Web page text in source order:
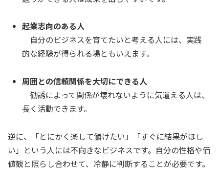
起業志向のある人
自分のビジネスを育てたいと考える人には、実践
的な経験が得られる場ともいえます。
周囲との信頼関係を大切にできる人
勧誘によって関係が壊れないように気遣える人は、
長く活動できます。
逆に、「とにかく楽して儲けたい」「すぐに結果がほし
い」という人には不向きなビジネスです。自分の性格や価
値観と照らし合わせて、冷静に判断することが必要です。